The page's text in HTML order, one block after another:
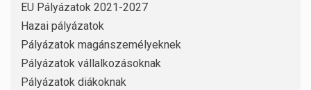
EU Pályázatok 2021-2027
Hazai pályázatok
Pályázatok magánszemélyeknek
Pályázatok vállalkozásoknak
Pályázatok diákoknak